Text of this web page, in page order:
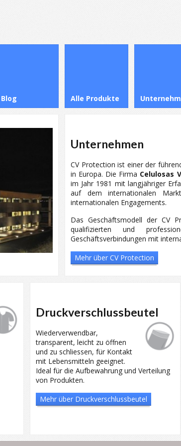
Blog Alle Produkte
Unternehmen
CV Protection ist einer der
in Europa. Die Firma Celulosas
im Jahr 1981 mit langjähriger
auf dem internationalen
internationalen Engagements.
Das Geschäftsmodell der CV
qualifizierten und
Geschäftsverbindungen mit
Mehr über CV Protection
Druckverschlussbeutel
Wiederverwendbar,
transparent, leicht zu öffnen
und zu schliessen, für Kontakt
mit Lebensmitteln geeignet.
Ideal für die Aufbewahrung und Verteilung
von Produkten.
Mehr über Druckverschlussbeutel